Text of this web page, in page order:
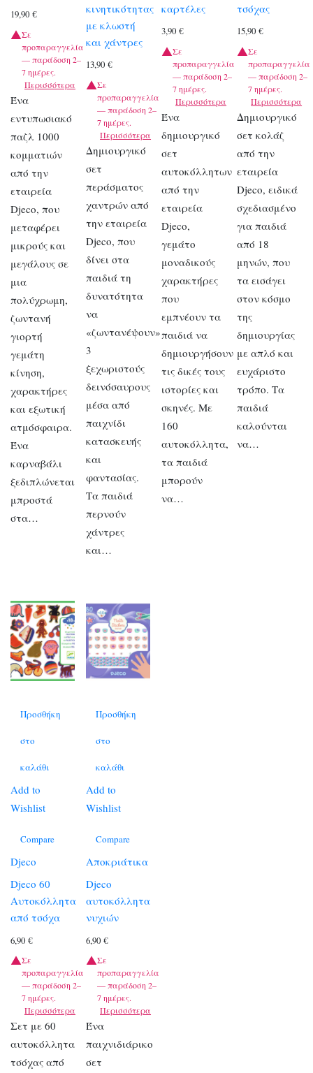
19,90 €
Σε
προπαραγγελία
— παράδοση 2–
7 ημέρες.
Περισσότερα
Ένα
εντυπωσιακό
παζλ 1000
κομματιών
από την
εταιρεία
Djeco, που
μεταφέρει
μικρούς και
μεγάλους σε
μια
πολύχρωμη,
ζωντανή
γιορτή
γεμάτη
κίνηση,
χαρακτήρες
και εξωτική
ατμόσφαιρα.
Ένα
καρναβάλι
ξεδιπλώνεται
μπροστά
στα…
κινητικότητας
με κλωστή
και χάντρες
13,90€
Σε
προπαραγγελία
— παράδοση 2–
7 ημέρες.
Περισσότερα
Δημιουργικό
σετ
περάσματος
χαντρών από
την εταιρεία
Djeco, που
δίνει στα
παιδιά τη
δυνατότητα
να
«ζωντανέψουν»
3
ξεχωριστούς
δεινόσαυρους
μέσα από
παιχνίδι
κατασκευής
και
φαντασίας.
Τα παιδιά
περνούν
χάντρες
και…
καρτέλες
3,90€
Σε
προπαραγγελία
— παράδοση 2–
7 ημέρες.
Περισσότερα
Ένα
δημιουργικό
σετ
αυτοκόλλητων
από την
εταιρεία
Djeco,
γεμάτο
μοναδικούς
χαρακτήρες
που
εμπνέουν τα
παιδιά να
δημιουργήσουν
τις δικές τους
ιστορίες και
σκηνές. Με
160
αυτοκόλλητα,
τα παιδιά
μπορούν
να…
τσόχας
15,90€
Σε
προπαραγγελία
— παράδοση 2–
7 ημέρες.
Περισσότερα
Δημιουργικό
σετ κολάζ
από την
εταιρεία
Djeco, ειδικά
σχεδιασμένο
για παιδιά
από 18
μηνών, που
τα εισάγει
στον κόσμο
της
δημιουργίας
με απλό και
ευχάριστο
τρόπο. Τα
παιδιά
καλούνται
να…
Προσθήκη
στο
καλάθι
Add to
Wishlist
Compare
Djeco
Djeco 60
Αυτοκόλλητα
από τσόχα
6,90 €
Σε
προπαραγγελία
— παράδοση 2–
7 ημέρες.
Περισσότερα
Σετ με 60
αυτοκόλλητα
τσόχας από
Προσθήκη
στο
καλάθι
Add to
Wishlist
Compare
Αποκριάτικα
Djeco
αυτοκόλλητα
νυχιών
6,90€
Σε
προπαραγγελία
— παράδοση 2–
7 ημέρες.
Περισσότερα
Ένα
παιχνιδιάρικο
σετ